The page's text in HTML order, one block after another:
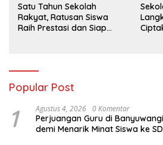
Satu Tahun Sekolah
Rakyat, Ratusan Siswa
Raih Prestasi dan Siap
Popular Post
1 Agustus 4, 2026 0 Komentar
Perjuangan Guru di
demi Menarik Minat Siswa ke